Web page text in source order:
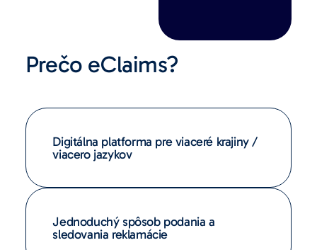
Prečo eClaims?
Digitálna platforma pre viaceré krajiny /
viacero jazykov
Jednoduchý spôsob podania a
sledovania reklamácie